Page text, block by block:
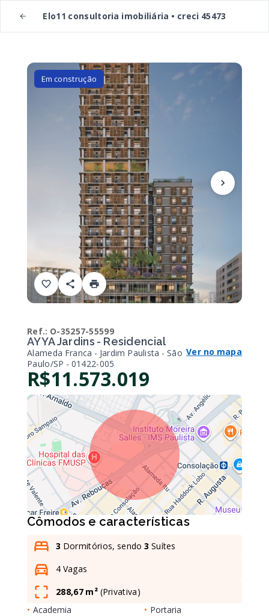
Elo11 consultoria imobiliária • creci 45473
Em construção
Ref.: O-35257-55599
AYYA Jardins - Residencial
Alameda Franca - Jardim Paulista - São
Paulo/SP - 01422-005
Ver no mapa
R$11.573.019
Cômodos e características
3 Dormitórios, sendo3 Suítes
4 Vagas
288,67 m² (Privativa)
• Academia • Portaria